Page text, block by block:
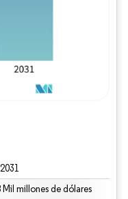
Mil millones de dólares